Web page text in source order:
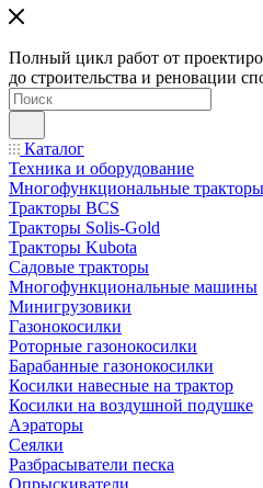
Полный цикл работ от
до строительства и реновации
Каталог
Техника и оборудование
Многофункциональные тракторы
Тракторы BCS
Тракторы Solis-Gold
Тракторы Kubota
Садовые тракторы
Многофункциональные машины
Минигрузовики
Газонокосилки
Роторные газонокосилки
Барабанные газонокосилки
Косилки навесные на трактор
Косилки на воздушной подушке
Аэраторы
Сеялки
Разбрасыватели песка
Опрыскиватели